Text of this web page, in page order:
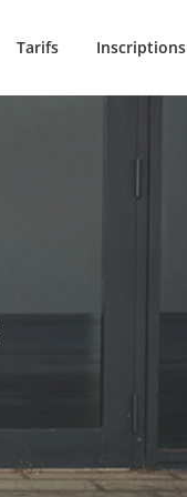
Tarifs Inscriptions